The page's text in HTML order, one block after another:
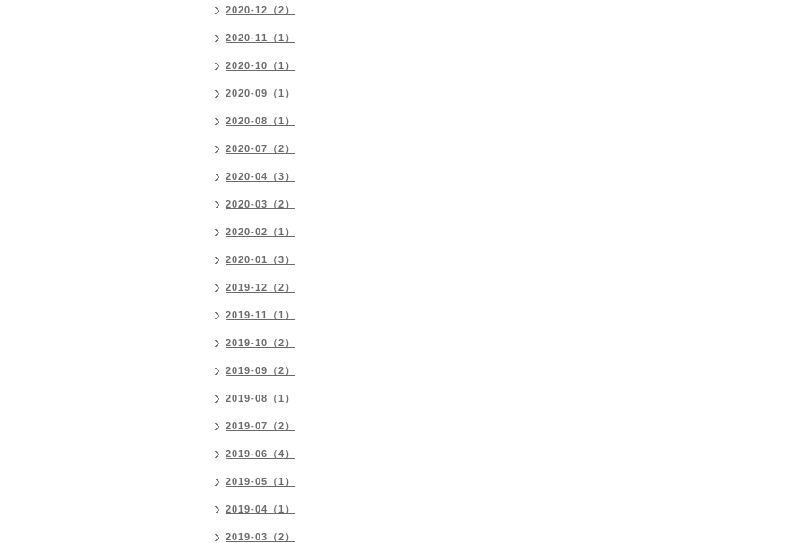
2020-12（2）
2020-11（1）
2020-10（1）
2020-09（1）
2020-08（1）
2020-07（2）
2020-04（3）
2020-03（2）
2020-02（1）
2020-01（3）
2019-12（2）
2019-11（1）
2019-10（2）
2019-09（2）
2019-08（1）
2019-07（2）
2019-06（4）
2019-05（1）
2019-04（1）
2019-03（2）